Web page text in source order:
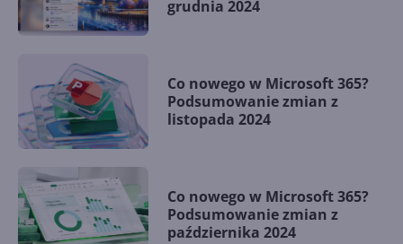
grudnia 2024
Co nowego w Microsoft 365?
Podsumowanie zmian z
listopada 2024
Co nowego w Microsoft 365?
Podsumowanie zmian z
października 2024